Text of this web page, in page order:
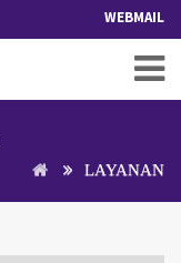
WEBMAIL
LAYANAN